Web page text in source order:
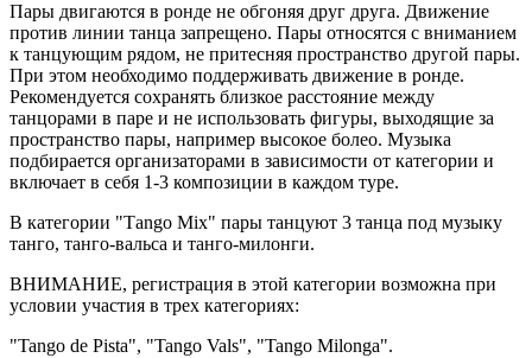
Пары двигаются в ронде не обгоняя друг друга. Движение
против линии танца запрещено. Пары относятся с вниманием
к танцующим рядом, не притесняя пространство другой пары.
При этом необходимо поддерживать движение в ронде.
Рекомендуется сохранять близкое расстояние между
танцорами в паре и не использовать фигуры, выходящие за
пространство пары, например высокое болео. Музыка
подбирается организаторами в зависимости от категории и
включает в себя 1-3 композиции в каждом туре.
В категории "Тango Mix" пары танцуют 3 танца под музыку
танго, танго-вальса и танго-милонги.
ВНИМАНИЕ, регистрация в этой категории возможна при
условии участия в трех категориях:
"Tango de Pista", "Tango Vals", "Tango Milonga".